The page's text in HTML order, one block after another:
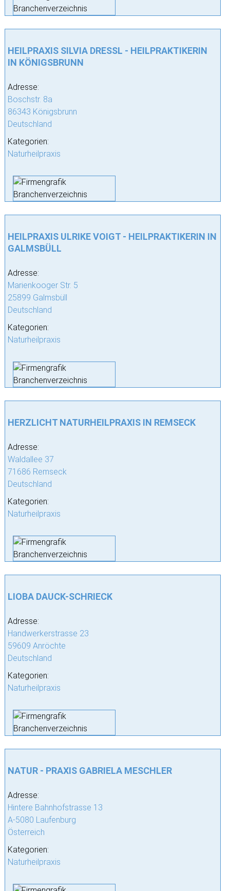
HEILPRAXIS SILVIA DRESSL - HEILPRAKTIKERIN
IN KÖNIGSBRUNN
Adresse:
Boschstr. 8a
86343 Königsbrunn
Deutschland
Kategorien:
Naturheilpraxis
HEILPRAXIS ULRIKE VOIGT - HEILPRAKTIKERIN IN
GALMSBÜLL
Adresse:
Marienkooger Str. 5
25899 Galmsbüll
Deutschland
Kategorien:
Naturheilpraxis
HERZLICHT NATURHEILPRAXIS IN REMSECK
Adresse:
Waldallee 37
71686 Remseck
Deutschland
Kategorien:
Naturheilpraxis
LIOBA DAUCK-SCHRIECK
Adresse:
Handwerkerstrasse 23
59609 Anröchte
Deutschland
Kategorien:
Naturheilpraxis
NATUR - PRAXIS GABRIELA MESCHLER
Adresse:
Hintere Bahnhofstrasse 13
A-5080 Laufenburg
Österreich
Kategorien:
Naturheilpraxis